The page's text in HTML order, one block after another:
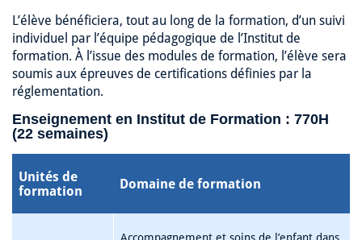
L’élève bénéficiera, tout au long de la formation, d’un suivi
individuel par l’équipe pédagogique de l’Institut de
formation. À l’issue des modules de formation, l’élève sera
soumis aux épreuves de certifications définies par la
réglementation.
Enseignement en Institut de Formation : 770H
(22 semaines)
Unités de
formation
Domaine de formation